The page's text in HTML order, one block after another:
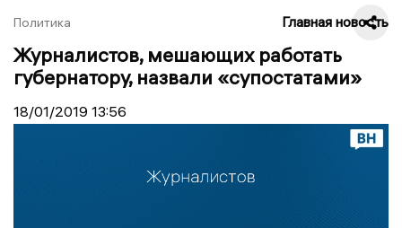
Политика Главная новость
Журналистов, мешающих работать
губернатору, назвали «супостатами»
18/01/2019 13:56